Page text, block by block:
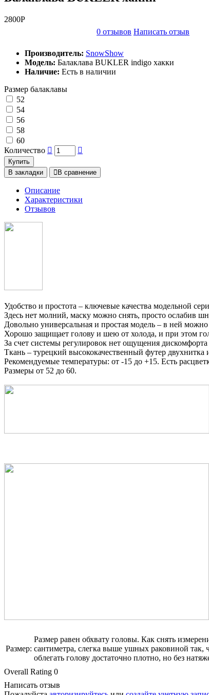
2800P
0 отзывов Написать отзыв
Производитель: SnowShow
Модель: Балаклава BUKLER indigo хакки
Наличие: Есть в наличии
Размер балаклавы
52
54
56
58
60
Количество
Купить
В закладки
В сравнение
Описание
Характеристики
Отзывов
Удобство и простота – ключевые качества модельной
Здесь нет молний, маску можно снять, просто ослабив
Довольно универсальная и простая модель – в ней
Хорошо защищает голову и шею от холода, и при этом
За счет системы регулировок нет ощущения
Ткань – турецкий высококачественный футер двухнитка
Рекомендуемые температуры: от -15 до +15. Есть
Размеры от 52 до 60.
Размер:
Размер равен обхвату головы. Как снять
сантиметра, слегка выше ушных раковиной
облегать голову достаточно плотно, но без
Overall Rating 0
Написать отзыв